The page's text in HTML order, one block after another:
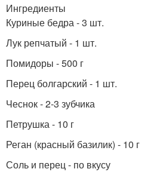
Ингредиенты
Куриные бедра - 3 шт.
Лук репчатый - 1 шт.
Помидоры - 500 г
Перец болгарский - 1 шт.
Чеснок - 2-3 зубчика
Петрушка - 10 г
Реган (красный базилик) - 10 г
Соль и перец - по вкусу